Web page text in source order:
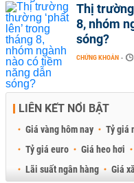
Thị
8, nhóm
sóng?
CHỨNG KHOÁN -
LIÊN KẾT NỔI BẬT
Giá vàng hôm nay Tỷ giá
Tỷ giá euro
Giá heo hơi
Lãi suất ngân hàng
Giá